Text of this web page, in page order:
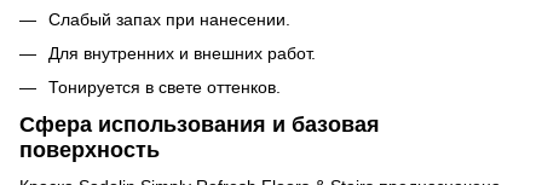
Слабый запах при нанесении.
Для внутренних и внешних работ.
Тонируется в свете оттенков.
Сфера использования и базовая
поверхность